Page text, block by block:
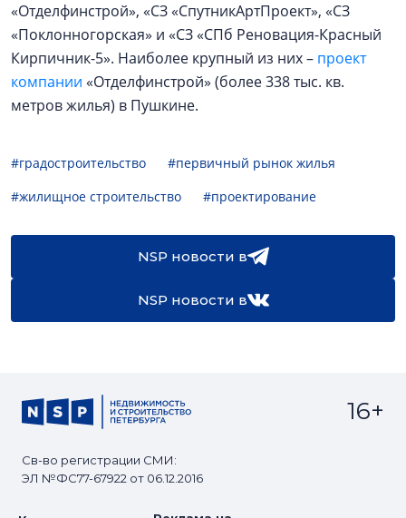
«Отделфинстрой», «СЗ «СпутникАртПроект», «СЗ
«Поклонногорская» и «СЗ «СПб Реновация-Красный
Кирпичник-5». Наиболее крупный из них – проект
компании «Отделфинстрой» (более 338 тыс. кв.
метров жилья) в Пушкине.
#градостроительство
#первичный рынок жилья
#жилищное строительство
#проектирование
NSP новости в
NSP новости в
Св-во регистрации СМИ:
ЭЛ №ФС77-67922 от 06.12.2016
16+